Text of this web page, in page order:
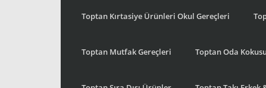
Toptan Kırtasiye Ürünleri Okul Gereçleri
Toptan Mutfak Gereçleri Toptan Oda